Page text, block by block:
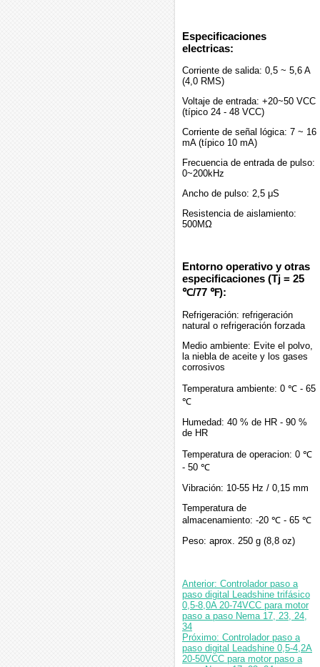
Especificaciones
electricas:
Corriente de salida: 0,5 ~ 5,6 A
(4,0 RMS)
Voltaje de entrada: +20~50 VCC
(típico 24 - 48 VCC)
Corriente de señal lógica: 7 ~ 16
mA (típico 10 mA)
Frecuencia de entrada de pulso:
0~200kHz
Ancho de pulso: 2,5 μS
Resistencia de aislamiento:
500MΩ
Entorno operativo y otras
especificaciones (Tj = 25
℃/77 ℉):
Refrigeración: refrigeración
natural o refrigeración forzada
Medio ambiente: Evite el polvo,
la niebla de aceite y los gases
corrosivos
Temperatura ambiente: 0 ℃ - 65
℃
Humedad: 40 % de HR - 90 %
de HR
Temperatura de operacion: 0 ℃
- 50 ℃
Vibración: 10-55 Hz / 0,15 mm
Temperatura de
almacenamiento: -20 ℃ - 65 ℃
Peso: aprox. 250 g (8,8 oz)
Anterior: Controlador paso a
paso digital Leadshine trifásico
0,5-8,0A 20-74VCC para motor
paso a paso Nema 17, 23, 24,
34
Próximo: Controlador paso a
paso digital Leadshine 0,5-4,2A
20-50VCC para motor paso a